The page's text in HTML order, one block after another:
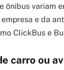
ônibus variam
e da
ClickBus e
carro ou